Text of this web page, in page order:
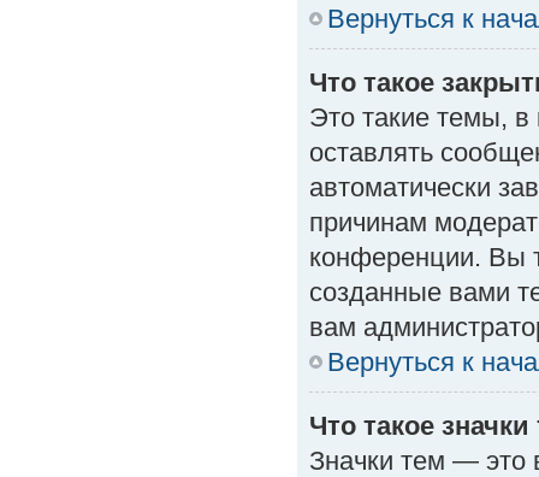
Вернуться к
Что такое
Это такие темы, в
оставлять
автоматически
причинам
конференции. Вы
созданные вами
вам
Вернуться к
Что такое значки
Значки тем — это